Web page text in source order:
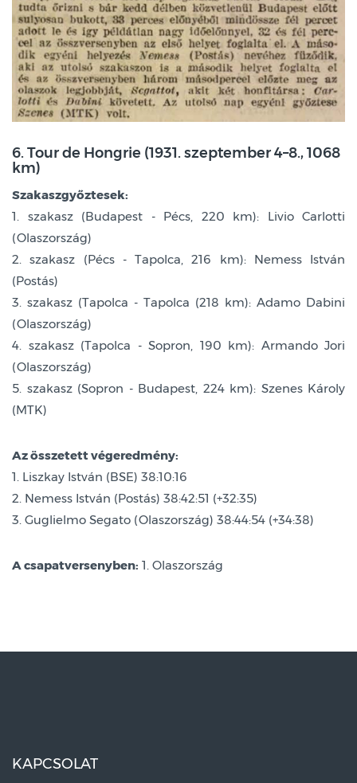
6. Tour de Hongrie (1931. szeptember 4–8., 1068
km)
Szakaszgyőztesek:
1. szakasz (Budapest - Pécs, 220 km): Livio Carlotti
(Olaszország)
2. szakasz (Pécs - Tapolca, 216 km): Nemess István
(Postás)
3. szakasz (Tapolca - Tapolca (218 km): Adamo Dabini
(Olaszország)
4. szakasz (Tapolca - Sopron, 190 km): Armando Jori
(Olaszország)
5. szakasz (Sopron - Budapest, 224 km): Szenes Károly
(MTK)
Az összetett végeredmény:
1. Liszkay István (BSE) 38:10:16
2. Nemess István (Postás) 38:42:51 (+32:35)
3. Guglielmo Segato (Olaszország) 38:44:54 (+34:38)
A csapatversenyben: 1. Olaszország
KAPCSOLAT